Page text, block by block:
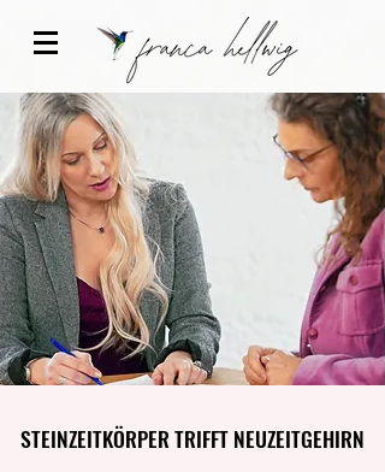
STEINZEITKÖRPER TRIFFT NEUZEITGEHIRN
STEINZEITKÖRPER TRIFFT NEUZEITGEHIRN